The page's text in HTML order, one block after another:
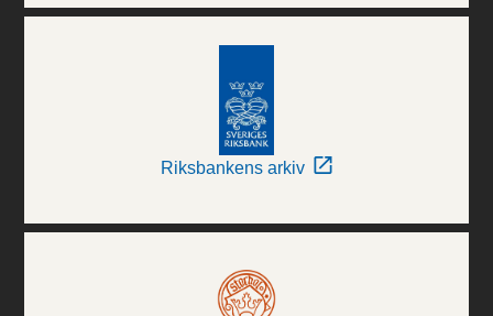
Riksbankens arkiv